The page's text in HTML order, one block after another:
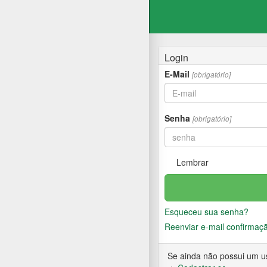
Login
E-Mail [obrigatório]
Senha [obrigatório]
Lembrar
Esqueceu sua senha?
Reenviar e-mail
Se ainda não possui um